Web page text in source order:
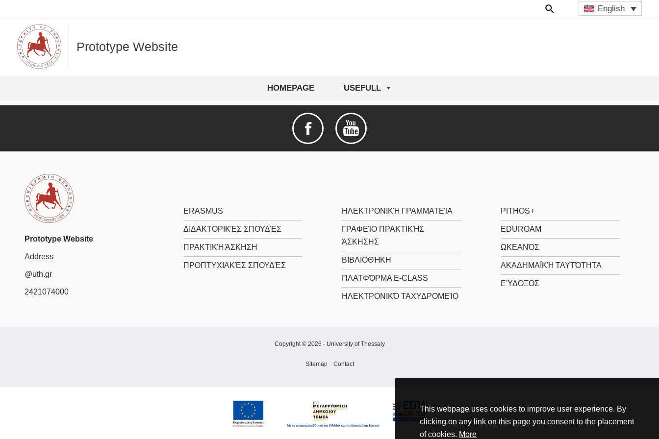
content
This webpage uses cookies to improve user experience. By
clicking on any link on this page you consent to the placement
of cookies. More
English
Prototype Website
HOMEPAGE USEFULL
Prototype Website
Address
@uth.gr
2421074000
ERASMUS
ΔΙΔΑΚΤΟΡΙΚΈΣ ΣΠΟΥΔΈΣ
ΠΡΑΚΤΙΚΉ ΆΣΚΗΣΗ
ΠΡΟΠΤΥΧΙΑΚΈΣ ΣΠΟΥΔΈΣ
ΗΛΕΚΤΡΟΝΙΚΉ ΓΡΑΜΜΑΤΕΊΑ
ΓΡΑΦΕΊΟ ΠΡΑΚΤΙΚΉΣ
ΆΣΚΗΣΗΣ
ΒΙΒΛΙΟΘΉΚΗ
ΠΛΑΤΦΌΡΜΑ E-CLASS
ΗΛΕΚΤΡΟΝΙΚΌ ΤΑΧΥΔΡΟΜΕΊΟ
PITHOS+
EDUROAM
ΩΚΕΑΝΌΣ
ΑΚΑΔΗΜΑΪΚΉ ΤΑΥΤΌΤΗΤΑ
ΕΎΔΟΞΟΣ
Copyright © 2026 - University of Thessaly
Sitemap Contact